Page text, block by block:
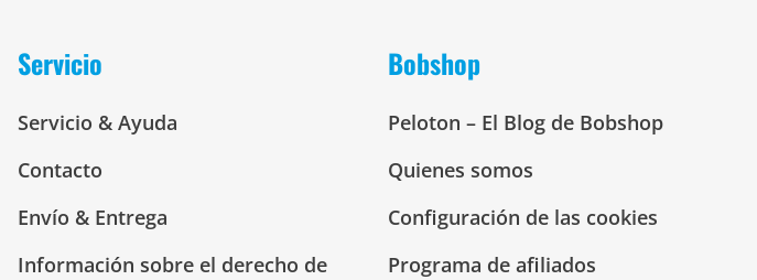
Servicio
Servicio & Ayuda
Contacto
Envío & Entrega
Información sobre el derecho de
Bobshop
Peloton – El Blog de Bobshop
Quienes somos
Configuración de las cookies
Programa de afiliados